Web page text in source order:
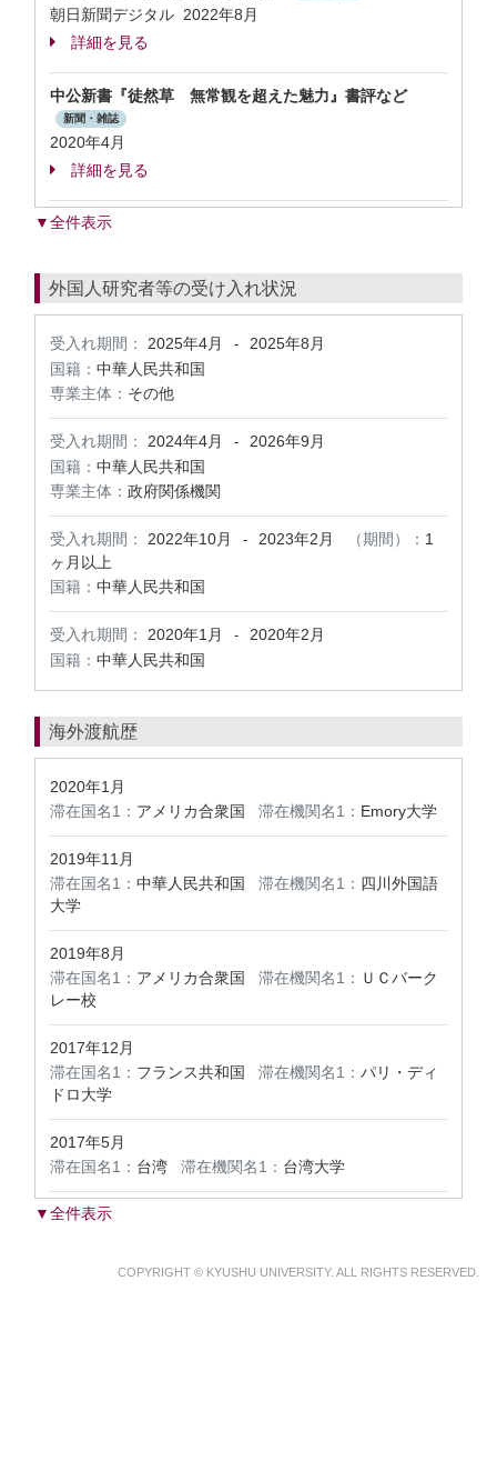
朝日新聞デジタル 2022年8月
詳細を見る
中公新書『徒然草 無常観を超えた魅力』書評など
新聞・雑誌
2020年4月
詳細を見る
▼全件表示
外国人研究者等の受け入れ状況
受入れ期間： 2025年4月 -
2025年8月
国籍： 中華人民共和国
専業主体： その他
受入れ期間： 2024年4月 -
2026年9月
国籍： 中華人民共和国
専業主体： 政府関係機関
受入れ期間： 2022年10月 - 2023年2月 （期間）： 1
ヶ月以上
国籍： 中華人民共和国
受入れ期間： 2020年1月 -
2020年2月
国籍： 中華人民共和国
海外渡航歴
2020年1月
滞在国名1： アメリカ合衆国 滞在機関名1： Emory大学
2019年11月
滞在国名1： 中華人民共和国 滞在機関名1： 四川外国語
大学
2019年8月
滞在国名1： アメリカ合衆国 滞在機関名1： ＵＣバーク
レー校
2017年12月
滞在国名1： フランス共和国 滞在機関名1： パリ・ディ
ドロ大学
2017年5月
滞在国名1： 台湾 滞在機関名1： 台湾大学
▼全件表示
COPYRIGHT © KYUSHU UNIVERSITY. ALL RIGHTS RESERVED.